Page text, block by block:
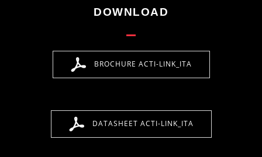
DOWNLOAD
BROCHURE ACTI-LINK_ITA
DATASHEET ACTI-LINK_ITA